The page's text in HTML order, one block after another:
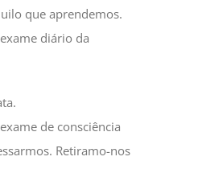
que aprendemos.
diário da
de consciência
Retiramo-nos